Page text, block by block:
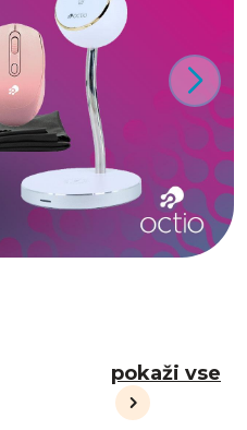
pokaži vse